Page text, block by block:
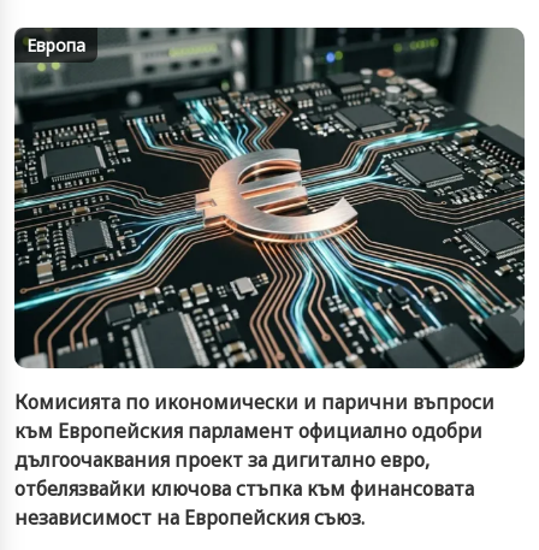
Европа
Комисията по икономически и парични въпроси
към Европейския парламент официално одобри
дългоочаквания проект за дигитално евро,
отбелязвайки ключова стъпка към финансовата
независимост на Европейския съюз.